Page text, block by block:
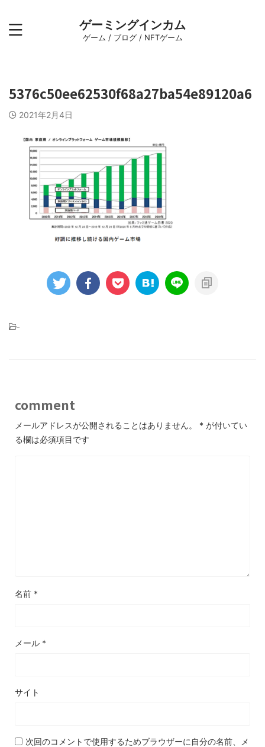
ゲーミングインカム
ゲーム / ブログ / NFTゲーム
5376c50ee62530f68a27ba54e89120a6
2021年2月4日
-
comment
メールアドレスが公開されることはありません。 * が付いてい
る欄は必須項目です
名前 *
メール *
サイト
次回のコメントで使用するためブラウザーに自分の名前、メ